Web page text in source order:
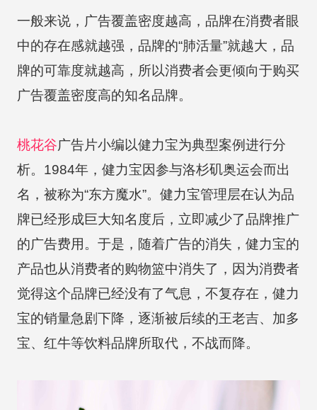
一般来说，广告覆盖密度越高，品牌在消费者眼
中的存在感就越强，品牌的“肺活量”就越大，品
牌的可靠度就越高，所以消费者会更倾向于购买
广告覆盖密度高的知名品牌。
桃花谷广告片小编以健力宝为典型案例进行分
析。1984年，健力宝因参与洛杉矶奥运会而出
名，被称为“东方魔水”。健力宝管理层在认为品
牌已经形成巨大知名度后，立即减少了品牌推广
的广告费用。于是，随着广告的消失，健力宝的
产品也从消费者的购物篮中消失了，因为消费者
觉得这个品牌已经没有了气息，不复存在，健力
宝的销量急剧下降，逐渐被后续的王老吉、加多
宝、红牛等饮料品牌所取代，不战而降。